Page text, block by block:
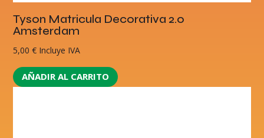
Tyson Matricula Decorativa 2.0
Amsterdam
5,00€ Incluye IVA
AÑADIR AL CARRITO